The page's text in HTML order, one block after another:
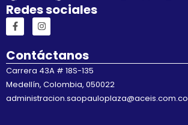
Redes sociales
F
a
c
b
o
o
k
-
f
I
n
s
t
a
g
r
a
Contáctanos
Carrera 43A # 18S-135
Medellín, Colombia, 050022
administracion.saopauloplaza@aceis.com.co